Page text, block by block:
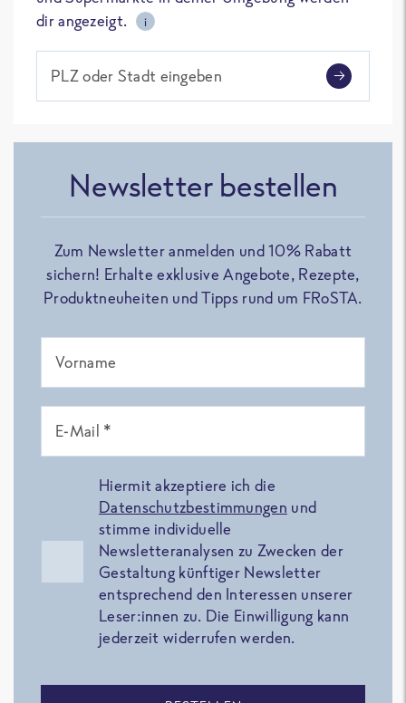
dir angezeigt.
i
PLZ oder Stadt eingeben
Newsletter bestellen
Zum Newsletter anmelden und 10% Rabatt
sichern! Erhalte exklusive Angebote, Rezepte,
Produktneuheiten und Tipps rund um FRoSTA.
Vorname
E-Mail *
Hiermit akzeptiere ich die
Datenschutzbestimmungen und
stimme individuelle
Newsletteranalysen zu Zwecken der
Gestaltung künftiger Newsletter
entsprechend den Interessen unserer
Leser:innen zu. Die Einwilligung kann
jederzeit widerrufen werden.